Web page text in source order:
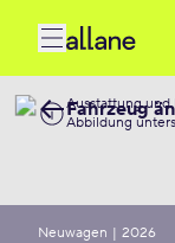
Ausstattung und
Abbildung
Fahrzeug
Neuwagen | 2026